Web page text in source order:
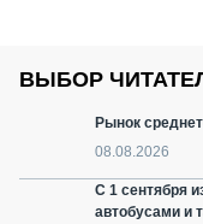
ВЫБОР
Рынок
08.08.2026
С 1 сентября
автобусами и